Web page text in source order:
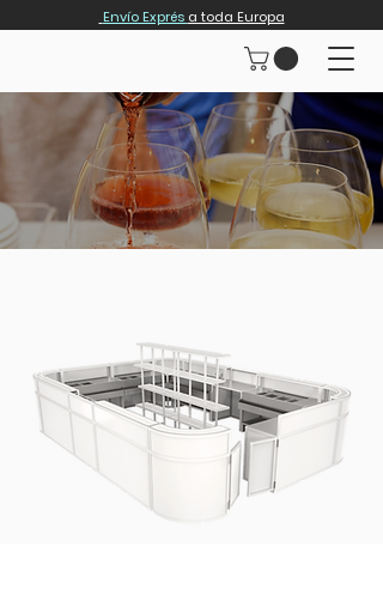
Envío Exprés a toda Europa